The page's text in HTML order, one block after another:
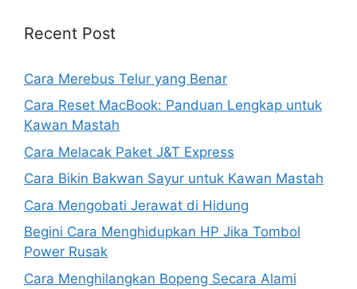
Recent Post
Cara Merebus Telur yang Benar
Cara Reset MacBook: Panduan Lengkap untuk
Kawan Mastah
Cara Melacak Paket J&T Express
Cara Bikin Bakwan Sayur untuk Kawan Mastah
Cara Mengobati Jerawat di Hidung
Begini Cara Menghidupkan HP Jika Tombol
Power Rusak
Cara Menghilangkan Bopeng Secara Alami